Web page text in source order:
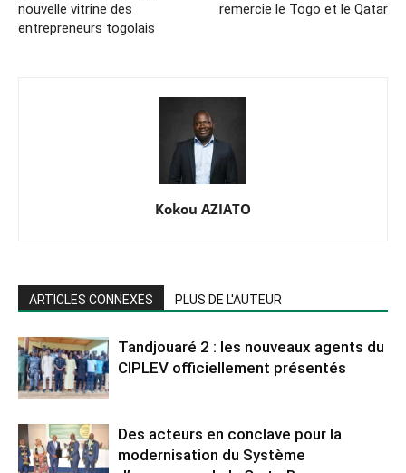
nouvelle vitrine des
entrepreneurs togolais
remercie le Togo et le Qatar
Kokou AZIATO
ARTICLES CONNEXES PLUS DE L'AUTEUR
Tandjouaré 2 : les nouveaux agents du
CIPLEV officiellement présentés
Des acteurs en conclave pour la
modernisation du Système